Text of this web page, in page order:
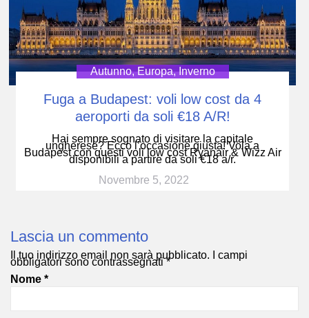
Autunno,Europa,Inverno
Fuga a Budapest: voli low cost da 4
aeroporti da soli €18 A/R!
Hai sempre sognato di visitare la capitale
ungherese? Ecco l’occasione giusta! Vola a
Budapest con questi voli low cost Ryanair & Wizz Air
disponibili a partire da soli €18 a/r.
Novembre 5, 2022
Lascia un commento
Il tuo indirizzo email non sarà pubblicato. I campi
obbligatori sono contrassegnati*
Nome *